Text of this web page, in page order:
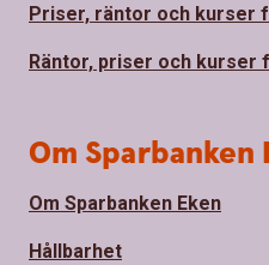
Priser, räntor och kurser
Räntor, priser och kurser
Om Sparbanken
Om Sparbanken Eken
Hållbarhet